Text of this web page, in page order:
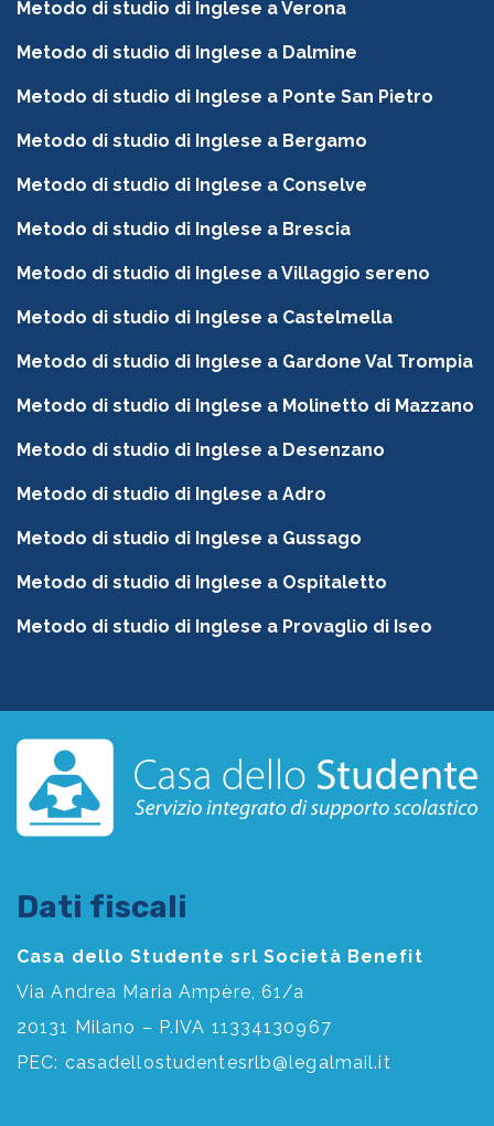
Metodo di studio di Inglese a Verona
Metodo di studio di Inglese a Dalmine
Metodo di studio di Inglese a Ponte San Pietro
Metodo di studio di Inglese a Bergamo
Metodo di studio di Inglese a Conselve
Metodo di studio di Inglese a Brescia
Metodo di studio di Inglese a Villaggio sereno
Metodo di studio di Inglese a Castelmella
Metodo di studio di Inglese a Gardone Val Trompia
Metodo di studio di Inglese a Molinetto di Mazzano
Metodo di studio di Inglese a Desenzano
Metodo di studio di Inglese a Adro
Metodo di studio di Inglese a Gussago
Metodo di studio di Inglese a Ospitaletto
Metodo di studio di Inglese a Provaglio di Iseo
Dati fiscali
Casa dello Studente srl Società Benefit
Via Andrea Maria Ampère, 61/a
20131 Milano – P.IVA 11334130967
PEC: casadellostudentesrlb@legalmail.it